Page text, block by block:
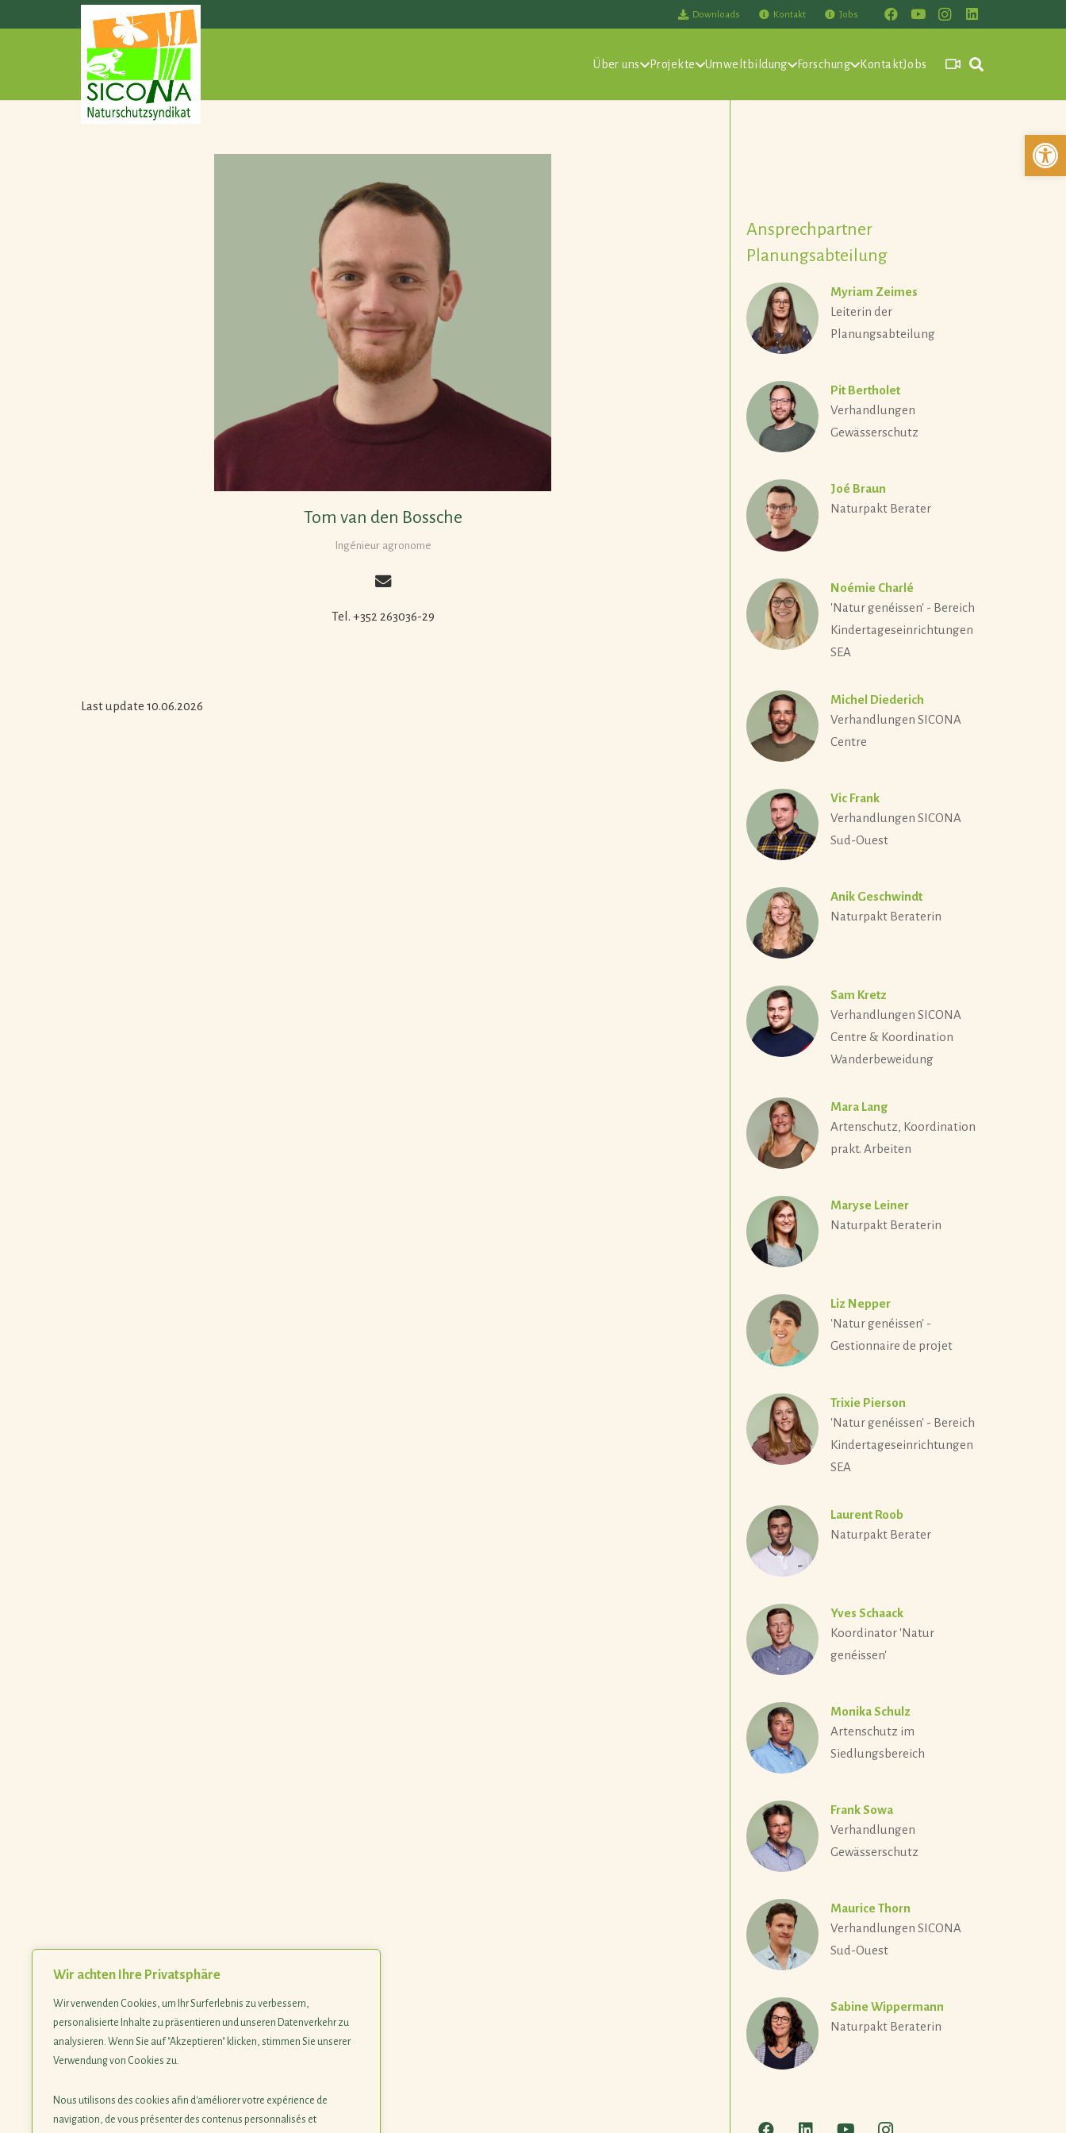
Wir achten Ihre Privatsphäre
Wir verwenden Cookies, um Ihr Surferlebnis zu verbessern,
personalisierte Inhalte zu präsentieren und unseren Datenverkehr zu
analysieren. Wenn Sie auf "Akzeptieren" klicken, stimmen Sie unserer
Verwendung von Cookies zu.
Nous utilisons des cookies afin d'améliorer votre expérience de
navigation, de vous présenter des contenus personnalisés et
Downloads Kontakt Jobs
Über uns Projekte Umweltbildung Forschung KontaktJobs
Tom van den Bossche
Ingénieur agronome
Tel. +352 263036-29
Last update 10.06.2026
Ansprechpartner
Planungsabteilung
Myriam Zeimes
Leiterin der
Planungsabteilung
Pit Bertholet
Verhandlungen
Gewässerschutz
Joé Braun
Naturpakt Berater
Noémie Charlé
'Natur genéissen' - Bereich
Kindertageseinrichtungen
SEA
Michel Diederich
Verhandlungen SICONA
Centre
Vic Frank
Verhandlungen SICONA
Sud-Ouest
Anik Geschwindt
Naturpakt Beraterin
Sam Kretz
Verhandlungen SICONA
Centre & Koordination
Wanderbeweidung
Mara Lang
Artenschutz, Koordination
prakt. Arbeiten
Maryse Leiner
Naturpakt Beraterin
Liz Nepper
'Natur genéissen' -
Gestionnaire de projet
Trixie Pierson
'Natur genéissen' - Bereich
Kindertageseinrichtungen
SEA
Laurent Roob
Naturpakt Berater
Yves Schaack
Koordinator 'Natur
genéissen'
Monika Schulz
Artenschutz im
Siedlungsbereich
Frank Sowa
Verhandlungen
Gewässerschutz
Maurice Thorn
Verhandlungen SICONA
Sud-Ouest
Sabine Wippermann
Naturpakt Beraterin